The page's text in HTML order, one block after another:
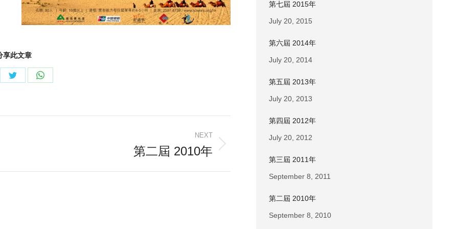
享此文章
Share
Share
NEXT
第二屆 2010年
第七屆 2015年
July 20, 2015
第六屆 2014年
July 20, 2014
第五屆 2013年
July 20, 2013
第四屆 2012年
July 20, 2012
第三屆 2011年
September 8, 2011
第二屆 2010年
September 8, 2010